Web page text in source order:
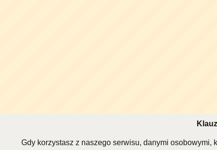
Gdy korzystasz z naszego serwisu, danymi osobowymi,